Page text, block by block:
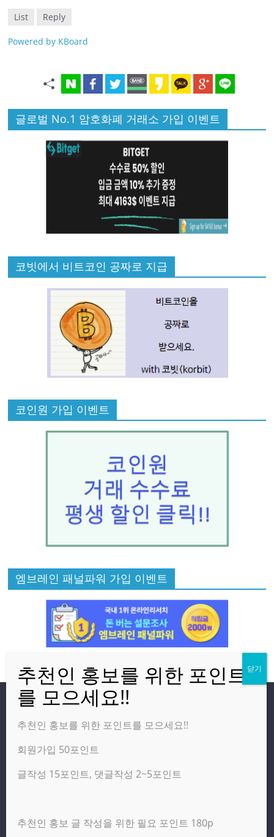
List Reply
Powered by KBoard
글로벌 No.1 암호화폐 거래소 가입 이벤트
코빗에서 비트코인 공짜로 지급
코인원 가입 이벤트
엠브레인 패널파워 가입 이벤트
방문자
온라인 방문자:4
오늘의 조회수:557
광고 제휴 홍보 일반 문의 : apptechgo@naver.com
추천인 홍보를 위한 포인트를 모으세요!!
회원가입 50포인트
글작성 15포인트, 댓글작성 2~5포인트
추천인 홍보 글 작성을 위한 필요 포인트 180p